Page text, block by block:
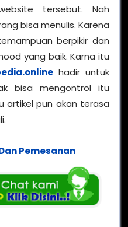
tersebut. Nah
bisa menulis. Karena
berpikir dan
yang baik. Karna itu
hadir untuk
bisa mengontrol itu
artikel pun akan terasa
Pemesanan